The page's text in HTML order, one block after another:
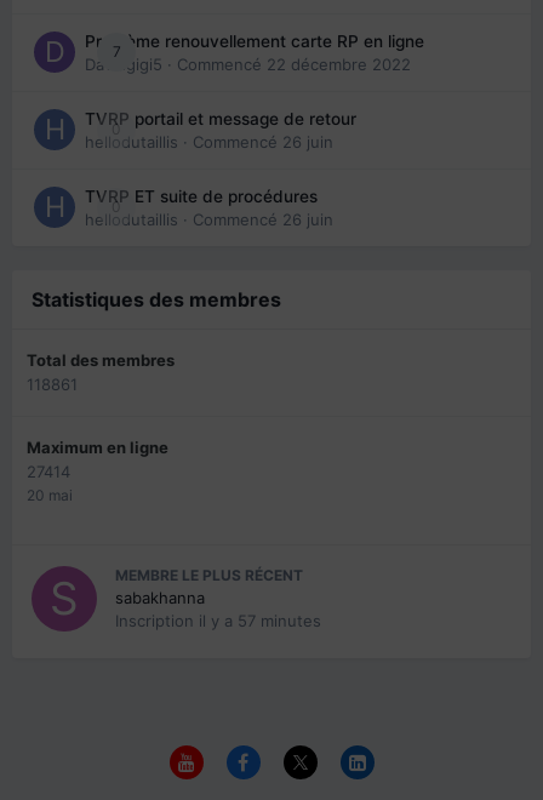
7
Problème renouvellement carte RP en ligne
Davidgigi5 · Commencé 22 décembre 2022
0
TVRP portail et message de retour
hellodutaillis · Commencé 26 juin
0
TVRP ET suite de procédures
hellodutaillis · Commencé 26 juin
Statistiques des membres
Total des membres
118861
Maximum en ligne
27414
20 mai
MEMBRE LE PLUS RÉCENT
sabakhanna
Inscription il y a 57 minutes